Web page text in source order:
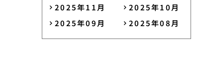
2025年11月
2025年10月
2025年09月
2025年08月